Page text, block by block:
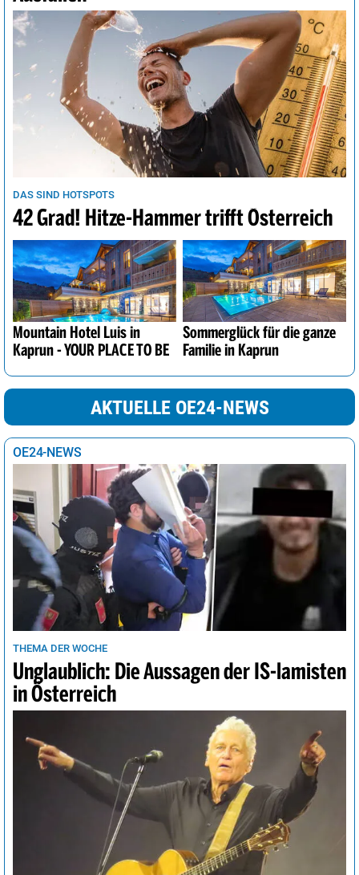
DAS SIND HOTSPOTS
42 Grad! Hitze-Hammer trifft Österreich
Mountain Hotel Luis in
Kaprun - YOUR PLACE TO BE
Sommerglück für die ganze
Familie in Kaprun
AKTUELLE OE24-NEWS
OE24-NEWS
THEMA DER WOCHE
Unglaublich: Die Aussagen der IS-lamisten
in Österreich